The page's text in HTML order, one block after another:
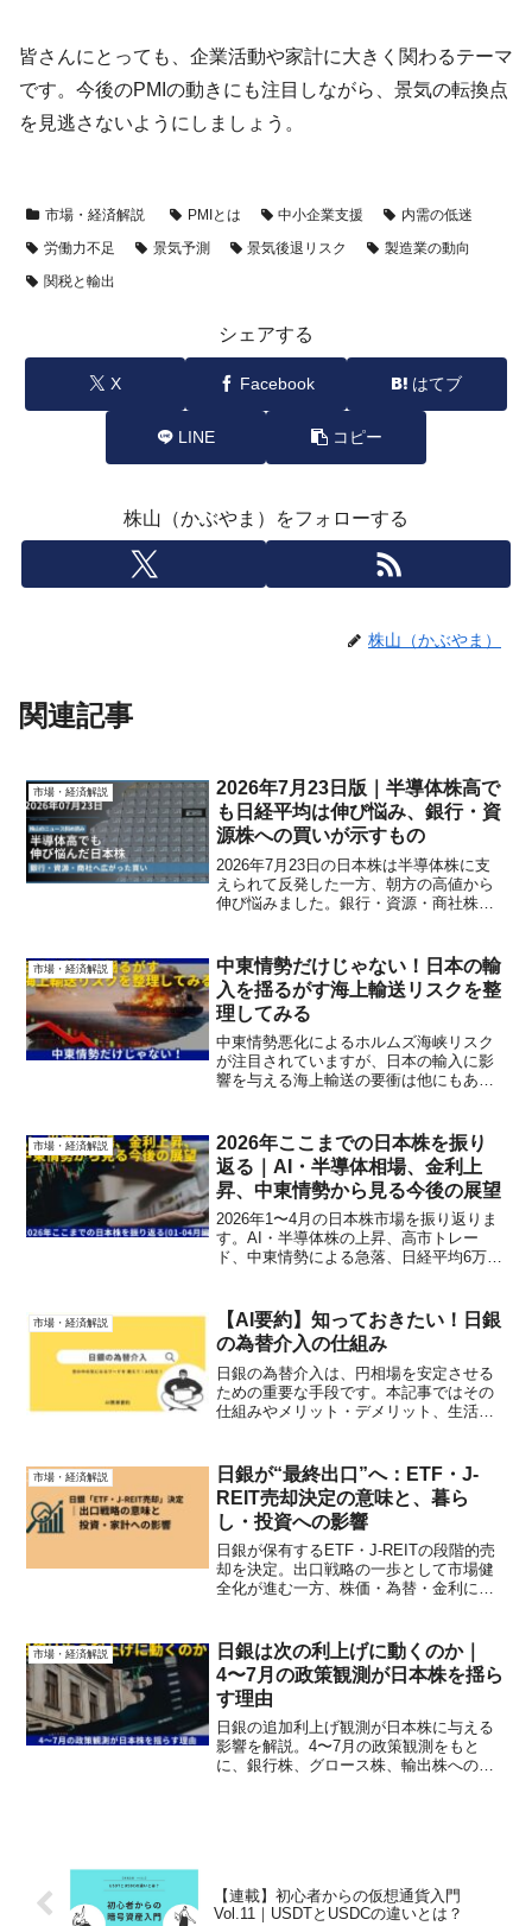
皆さんにとっても、企業活動や家計に大きく関わるテーマ
です。今後のPMIの動きにも注目しながら、景気の転換点
を見逃さないようにしましょう。
市場・経済解説 PMIとは 中小企業支援
内需の低迷
労働力不足
景気予測 景気後退リスク
製造業の動向
関税と輸出
シェアする
X Facebook はてブ
LINE コピー
株山（かぶやま）をフォローする
株山（かぶやま）
関連記事
市場・経済解説
2026年7月23日版｜半導体株高で
も日経平均は伸び悩み、銀行・資
源株への買いが示すもの
2026年7月23日の日本株は半導体株に支
えられて反発した一方、朝方の高値から
伸び悩みました。銀行・資源・商社株に
ます。
市場・経済解説
中東情勢だけじゃない！日本の輸
入を揺るがす海上輸送リスクを整
理してみる
中東情勢悪化によるホルムズ海峡リスク
が注目されていますが、日本の輸入に影
響を与える海上輸送の要衝は他にもあり
リスクと影響を受ける製品を解説しま
す。
市場・経済解説
2026年ここまでの日本株を振り
返る｜AI・半導体相場、金利上
昇、中東情勢から見る今後の展望
2026年1〜4月の日本株市場を振り返りま
す。AI・半導体株の上昇、高市トレー
ド、中東情勢による急落、日経平均6万円
市場・経済解説
【AI要約】知っておきたい！日銀
の為替介入の仕組み
日銀の為替介入は、円相場を安定させる
ための重要な手段です。本記事ではその
仕組みやメリット・デメリット、生活へ
市場・経済解説
日銀が“最終出口”へ：ETF・J-
REIT売却決定の意味と、暮ら
し・投資への影響
日銀が保有するETF・J-REITの段階的売
却を決定。出口戦略の一歩として市場健
全化が進む一方、株価・為替・金利に影
市場・経済解説
日銀は次の利上げに動くのか｜
4〜7月の政策観測が日本株を揺ら
す理由
日銀の追加利上げ観測が日本株に与える
影響を解説。4〜7月の政策観測をもと
に、銀行株、グロース株、輸出株への影
【連載】初心者からの仮想通貨入門
Vol.11｜USDTとUSDCの違いとは？